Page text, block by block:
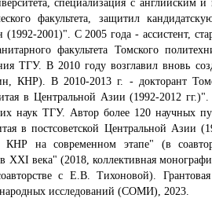
специализация с английским
факультета, защитил
(1992-2001)". С 2005 года - ассистент,
факультета Томского
ТГУ. В 2010 году возглавил вновь
КНР). В 2010-2013 г. - докторант
в Центральной Азии (1992-2012
наук ТГУ. Автор более 120 научных
в постсоветской Центральной Азии
КНР на современном этапе" (в
XXI века" (2018, коллективная
с Е.В. Тихоновой).
исследований (СОМИ), 2023.